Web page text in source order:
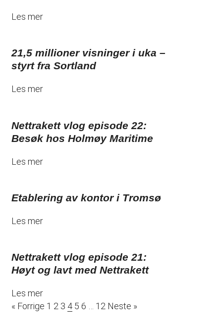
Les mer
21,5 millioner visninger i uka –
styrt fra Sortland
Les mer
Nettrakett vlog episode 22:
Besøk hos Holmøy Maritime
Les mer
Etablering av kontor i Tromsø
Les mer
Nettrakett vlog episode 21:
Høyt og lavt med Nettrakett
Les mer
« Forrige 1 2 3 4 5 6 12 Neste »